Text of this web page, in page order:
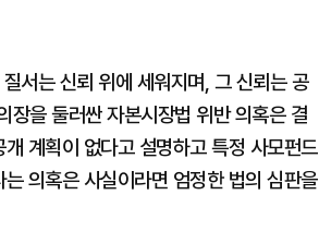
서는 신뢰 위에 세워지며, 그 신뢰는 공
을 둘러싼 자본시장법 위반 의혹은 결
계획이 없다고 설명하고 특정 사모펀드
의혹은 사실이라면 엄정한 법의 심판을